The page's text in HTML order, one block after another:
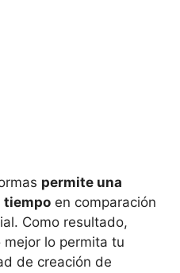
permite una
tiempo en comparación
Como resultado,
lo permita tu
de creación de